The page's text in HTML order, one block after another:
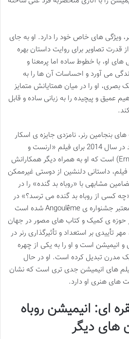
ویژگی های خاص خود را دارد. او به جای
قدرت تصاویر برای روایت داستان بهره
های او، با خطوط ساده اما پرمعنا و
می آورد و احساسات آن ها را به
او را در میان همتایانش متمایز
عمیق و پیچیده را به زبانی ساده و قابل
بنجامین رنر، نامزدی جایزه ی اسکار
در بخش بهترین انیمیشن بلند در سال 2014 برای فیلم «ارنست و
سلستین» (Ernest & Celestine) است که او به همراه دیگر همکارانش
فیلم، داستانی دلنشین از دوستی غیرممکن
مشابهی با «روباه بد گنده» را در
کسی از روباه بد گنده می ترسد؟» در
سال 2016 برنده ی جایزه ی معتبر جشنواره ی Angoulême شده است
حوزه ی کمیک و کتاب های مصور در جهان
تأییدی بر استعداد و تأثیرگذاری رنر در
انیمیشن است و او را به یکی از چهره
مدرن تبدیل کرده است. او در حال
های انیمیشن جدی تری است که نشان
های هنری او دارد.
ای: انیمیشن روباه
های دیگر